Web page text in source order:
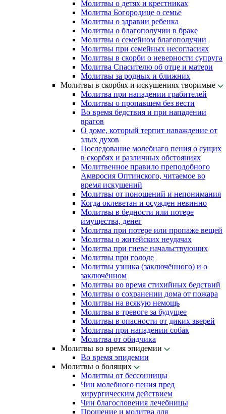
Молитвы о детях и крестниках
Молитва Богородице о семье
Молитвы о здравии ребенка
Молитвы о благополучии в браке
Молитвы о семейном благополучии
Молитвы при семейных несогласиях
Молитвы в скорби о неверности супруга
Молитва Спасителю об отце и матери
Молитвы за родных и ближних
Молитвы в скорбях и искушениях творимые
Молитва при нападении грабителей
Молитвы о пропавшем без вести
Во время бедствия и при нападении
врагов
О доме, который терпит наваждение от
злых духов
Последование молебнаго пения о сущих
в скорбях и различных обстояниях
Молитвенное правило преподобного
Амвросия Оптинского, читаемое во
время искушений
Молитвы от поношений и непонимания
Когда оклеветан и осужден невинно
Молитвы в бедности или потере
имущества, денег
Молитва при потере или пропаже вещей
Молитвы о житейских неудачах
Молитва при гневе начальствующих
Молитвы при голоде
Молитвы узника (заключённого) и о
заключённом
Молитвы во время стихийных бедствий
Молитвы о сохранении дома от пожара
Молитвы на всякую немощь
Молитвы в тревоге за будущее
Молитвы в опасности от диких зверей
Молитвы при нападении собак
Молитва от обидчика
Молитвы во время эпидемии
Во время эпидемии
Молитвы о болящих
Молитвы от бессонницы
Чин молебного пения пред
хирургическим действием
Чин благословения лечебницы
Прошение и молитва для